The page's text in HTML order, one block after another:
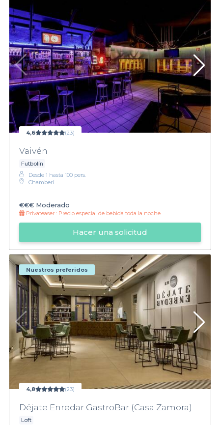
4,6 (23)
Vaivén
Futbolín
Desde 1 hasta 100 pers.
Chamberí
€€€ Moderado
Privateaser : Precio especial de bebida toda la noche
Hacer una solicitud
Nuestros preferidos
4,8 (23)
Déjate Enredar GastroBar (Casa Zamora)
Loft